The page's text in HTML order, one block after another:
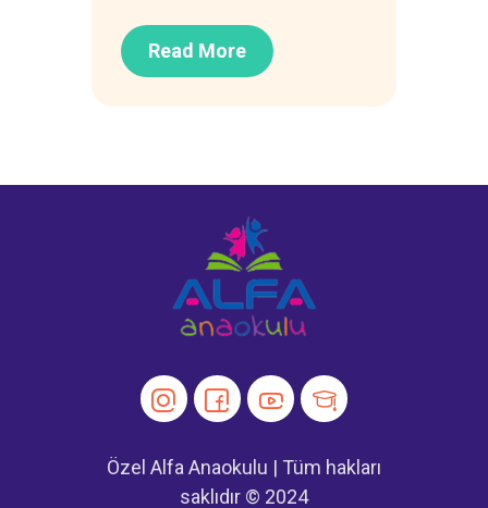
Read More
Özel Alfa Anaokulu | Tüm hakları
saklıdır © 2024